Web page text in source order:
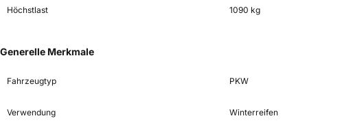
Höchstlast 1090 kg
Generelle Merkmale
Fahrzeugtyp PKW
Verwendung Winterreifen